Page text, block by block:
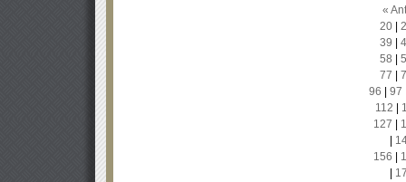
«
20|
39
58
77
96
97
112
127
156